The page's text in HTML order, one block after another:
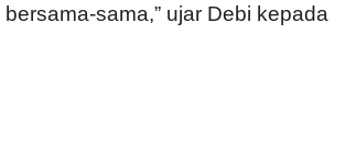
sama,” ujar Debi kepada